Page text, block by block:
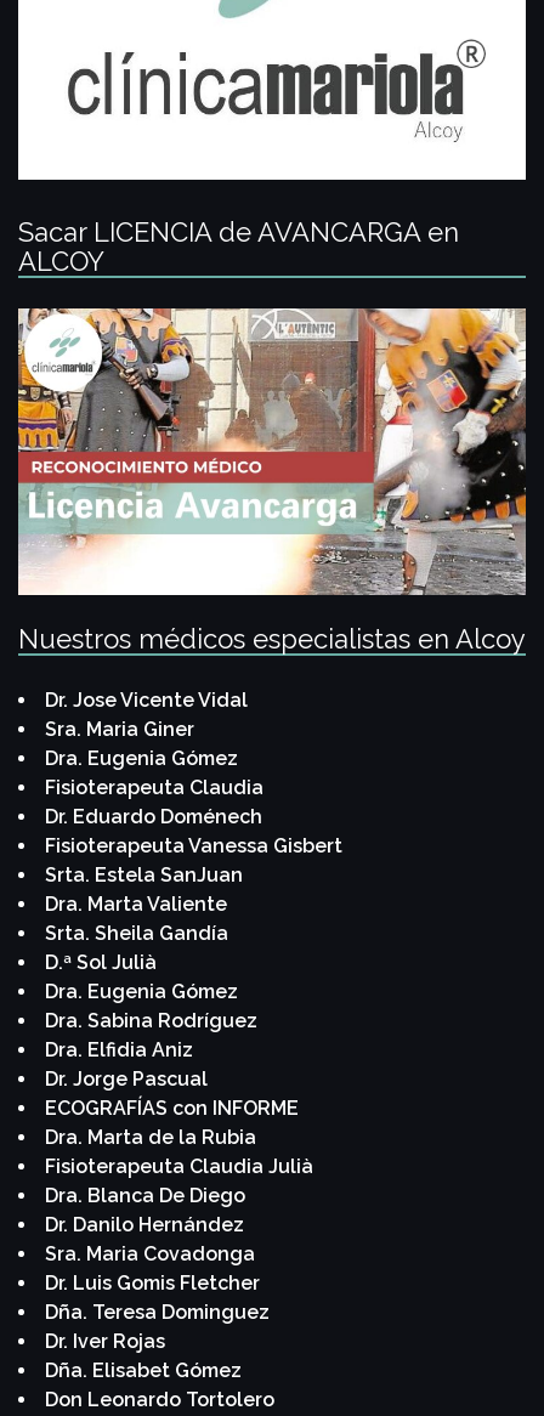
Sacar LICENCIA de AVANCARGA en
ALCOY
Nuestros médicos especialistas en Alcoy
Dr. Jose Vicente Vidal
Sra. Maria Giner
Dra. Eugenia Gómez
Fisioterapeuta Claudia
Dr. Eduardo Doménech
Fisioterapeuta Vanessa Gisbert
Srta. Estela SanJuan
Dra. Marta Valiente
Srta. Sheila Gandía
D.ª Sol Julià
Dra. Eugenia Gómez
Dra. Sabina Rodríguez
Dra. Elfidia Aniz
Dr. Jorge Pascual
ECOGRAFÍAS con INFORME
Dra. Marta de la Rubia
Fisioterapeuta Claudia Julià
Dra. Blanca De Diego
Dr. Danilo Hernández
Sra. Maria Covadonga
Dr. Luis Gomis Fletcher
Dña. Teresa Dominguez
Dr. Iver Rojas
Dña. Elisabet Gómez
Don Leonardo Tortolero